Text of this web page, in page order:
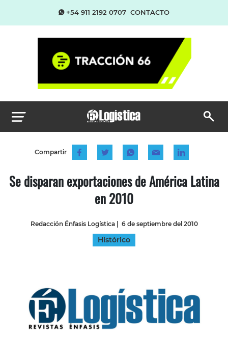
+54 911 2192 0707 CONTACTO
Compartir
Se disparan exportaciones de América Latina
en 2010
Redacción Énfasis Logística| 6 de septiembre del 2010
Histórico